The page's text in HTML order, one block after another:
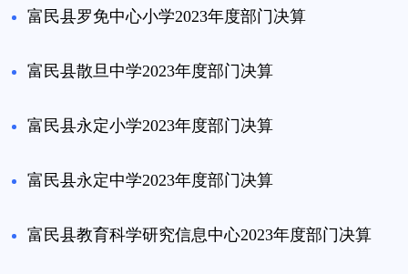
富民县罗免中心小学2023年度部门决算
富民县散旦中学2023年度部门决算
富民县永定小学2023年度部门决算
富民县永定中学2023年度部门决算
富民县教育科学研究信息中心2023年度部门决算